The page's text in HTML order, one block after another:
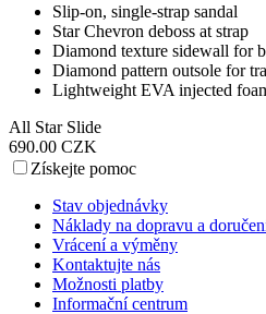
Slip-on, single-strap sandal
Star Chevron deboss at strap
Diamond texture sidewall for
Diamond pattern outsole for
Lightweight EVA injected
All Star Slide
690.00 CZK
Získejte pomoc
Stav objednávky
Náklady na dopravu a
Vrácení a výměny
Kontaktujte nás
Možnosti platby
Informační centrum